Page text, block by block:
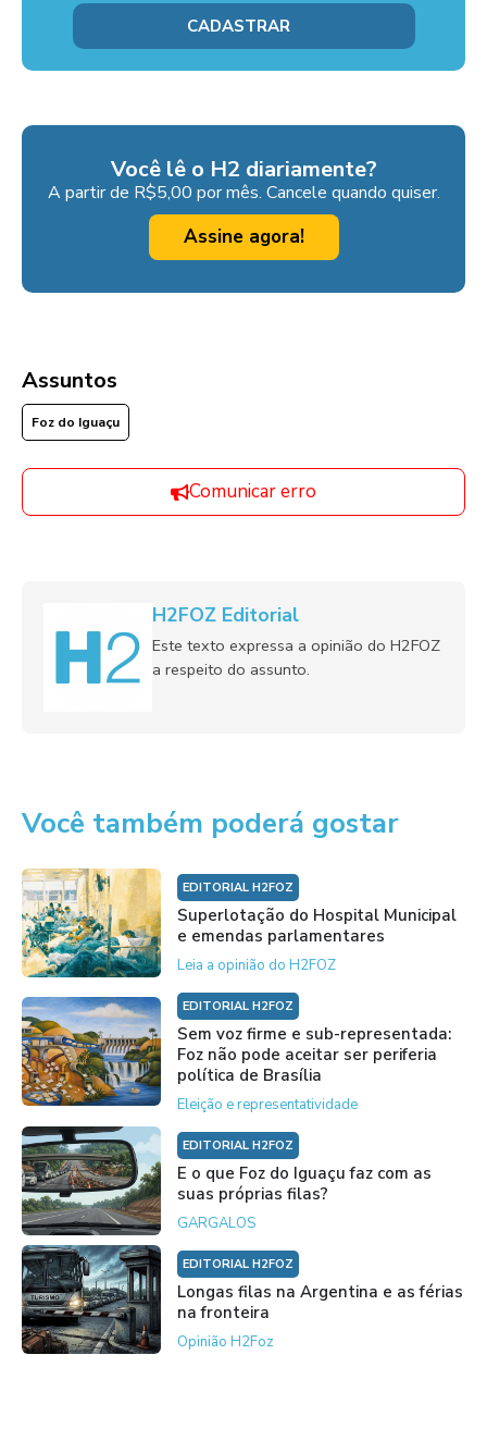
Você lê o H2 diariamente?
A partir de R$5,00 por mês. Cancele quando quiser.
Assine agora!
Assuntos
Foz do Iguaçu
Comunicar erro
H2FOZ Editorial
Este texto expressa a opinião do H2FOZ
a respeito do assunto.
Você também poderá gostar
EDITORIAL H2FOZ
Superlotação do Hospital Municipal
e emendas parlamentares
Leia a opinião do H2FOZ
EDITORIAL H2FOZ
Sem voz firme e sub-representada:
Foz não pode aceitar ser periferia
política de Brasília
Eleição e representatividade
EDITORIAL H2FOZ
E o que Foz do Iguaçu faz com as
suas próprias filas?
GARGALOS
EDITORIAL H2FOZ
Longas filas na Argentina e as férias
na fronteira
Opinião H2Foz